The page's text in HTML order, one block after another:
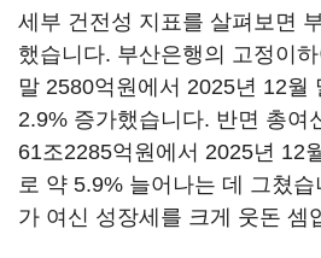
세부 건전성 지표를 살펴보면
했습니다. 부산은행의 고정이
말 2580억원에서 2025년 12월
2.9% 증가했습니다. 반면 총여
61조2285억원에서 2025년 12
로 약 5.9% 늘어나는 데 그쳤
가 여신 성장세를 크게 웃돈 셈